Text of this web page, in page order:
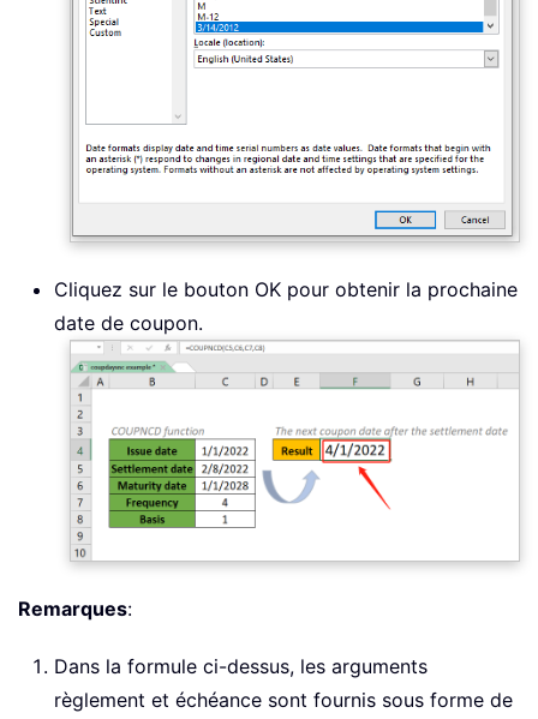
Cliquez sur le bouton OK pour obtenir la prochaine
date de coupon.
Remarques:
Dans la formule ci-dessus, les arguments
règlement et échéance sont fournis sous forme de